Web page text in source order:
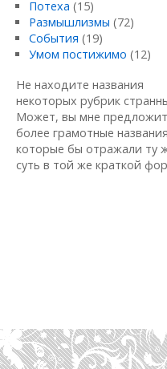
Потеха (15)
Размышлизмы (72)
События (19)
Умом постижимо (12)
Не находите названия
некоторых рубрик
Может, вы мне
более грамотные
которые бы отражали ту
суть в той же краткой